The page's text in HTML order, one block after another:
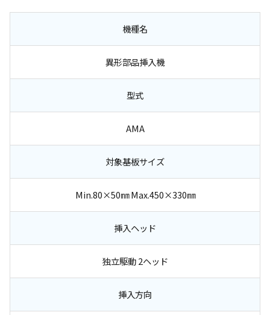
機種名
異形部品挿入機
型式
AMA
対象基板サイズ
Min.80×50㎜ Max.450×330㎜
挿入ヘッド
独立駆動 2ヘッド
挿入方向